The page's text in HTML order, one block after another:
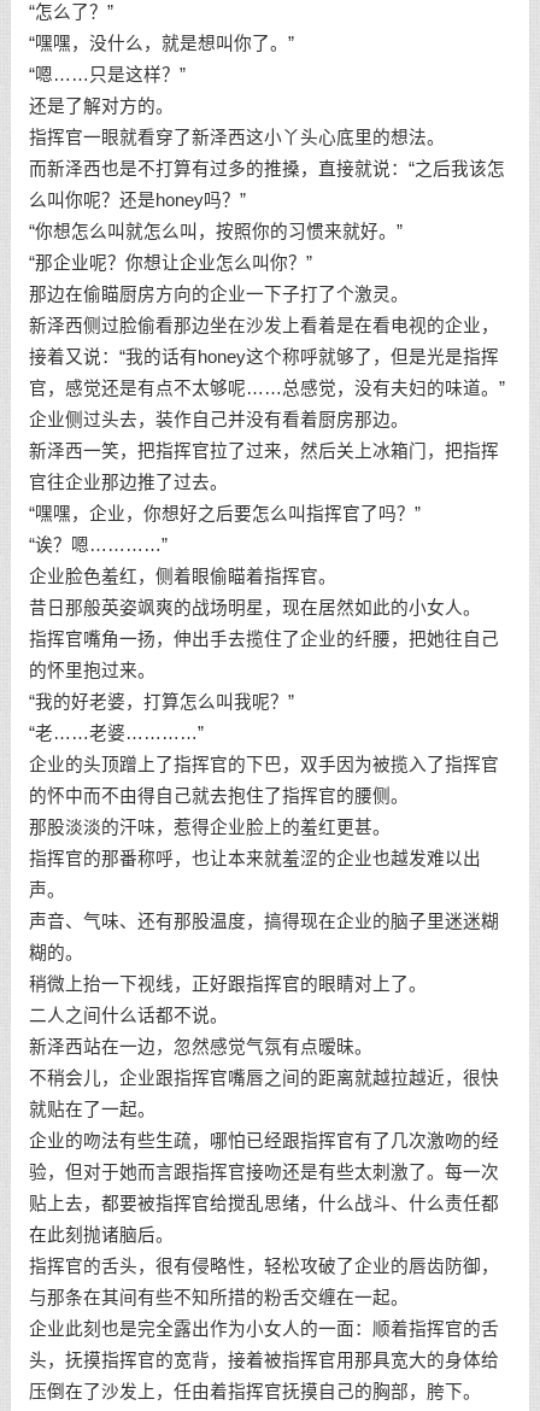
“怎么了？”
“嘿嘿，没什么，就是想叫你了。”
“嗯……只是这样？”
还是了解对方的。
指挥官一眼就看穿了新泽西这小丫头心底里的想法。
而新泽西也是不打算有过多的推搡，直接就说：“之后我该怎
么叫你呢？还是honey吗？”
“你想怎么叫就怎么叫，按照你的习惯来就好。”
“那企业呢？你想让企业怎么叫你？”
那边在偷瞄厨房方向的企业一下子打了个激灵。
新泽西侧过脸偷看那边坐在沙发上看着是在看电视的企业，
接着又说：“我的话有honey这个称呼就够了，但是光是指挥
官，感觉还是有点不太够呢……总感觉，没有夫妇的味道。”
企业侧过头去，装作自己并没有看着厨房那边。
新泽西一笑，把指挥官拉了过来，然后关上冰箱门，把指挥
官往企业那边推了过去。
“嘿嘿，企业，你想好之后要怎么叫指挥官了吗？”
“诶？嗯…………”
企业脸色羞红，侧着眼偷瞄着指挥官。
昔日那般英姿飒爽的战场明星，现在居然如此的小女人。
指挥官嘴角一扬，伸出手去揽住了企业的纤腰，把她往自己
的怀里抱过来。
“我的好老婆，打算怎么叫我呢？”
“老……老婆…………”
企业的头顶蹭上了指挥官的下巴，双手因为被揽入了指挥官
的怀中而不由得自己就去抱住了指挥官的腰侧。
那股淡淡的汗味，惹得企业脸上的羞红更甚。
指挥官的那番称呼，也让本来就羞涩的企业也越发难以出
声。
声音、气味、还有那股温度，搞得现在企业的脑子里迷迷糊
糊的。
稍微上抬一下视线，正好跟指挥官的眼睛对上了。
二人之间什么话都不说。
新泽西站在一边，忽然感觉气氛有点暧昧。
不稍会儿，企业跟指挥官嘴唇之间的距离就越拉越近，很快
就贴在了一起。
企业的吻法有些生疏，哪怕已经跟指挥官有了几次激吻的经
验，但对于她而言跟指挥官接吻还是有些太刺激了。每一次
贴上去，都要被指挥官给搅乱思绪，什么战斗、什么责任都
在此刻抛诸脑后。
指挥官的舌头，很有侵略性，轻松攻破了企业的唇齿防御，
与那条在其间有些不知所措的粉舌交缠在一起。
企业此刻也是完全露出作为小女人的一面：顺着指挥官的舌
头，抚摸指挥官的宽背，接着被指挥官用那具宽大的身体给
压倒在了沙发上，任由着指挥官抚摸自己的胸部，胯下。